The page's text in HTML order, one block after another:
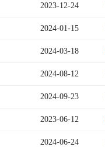
2023-12-24
2024-01-15
2024-03-18
2024-08-12
2024-09-23
2023-06-12
2024-06-24